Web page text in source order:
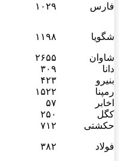
فارس ۱۰۲۹
شگویا ۱۱۹۸
شاوان ۲۶۵۵
دانا
۳۰۹
بنیرو
۴۲۳
رمپنا
۱۵۲۲
اخابر
۵۷
کگل
۲۵۰
حکشتی‌
۷۱۲
فولاد ۳۸۲